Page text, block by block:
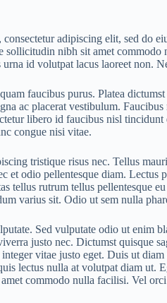
adipiscing elit, sed do
sollicitudin nibh sit amet commodo
id volutpat lacus laoreet non.
faucibus purus. Platea
ac placerat vestibulum.
libero id faucibus nisl
congue nisi vitae.
tristique risus nec. Tellus
et odio pellentesque diam.
tellus rutrum tellus pellentesque
varius sit. Odio ut sem nulla
Sed vulputate odio ut enim
justo nec. Dictumst quisque
vitae justo eget. Duis ut
lectus nulla at volutpat diam ut.
commodo nulla facilisi. Vel